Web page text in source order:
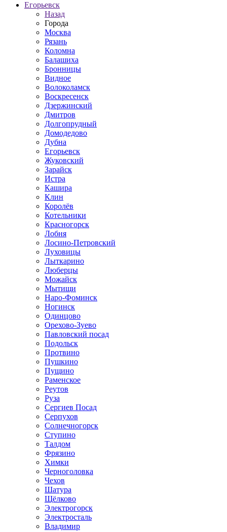
Егорьевск
Назад
Города
Москва
Рязань
Коломна
Балашиха
Бронницы
Видное
Волоколамск
Воскресенск
Дзержинский
Дмитров
Долгопрудный
Домодедово
Дубна
Егорьевск
Жуковский
Зарайск
Истра
Кашира
Клин
Королёв
Котельники
Красногорск
Лобня
Лосино-Петровский
Луховицы
Лыткарино
Люберцы
Можайск
Мытищи
Наро-Фоминск
Ногинск
Одинцово
Орехово-Зуево
Павловский посад
Подольск
Протвино
Пушкино
Пущино
Раменское
Реутов
Руза
Сергиев Посад
Серпухов
Солнечногорск
Ступино
Талдом
Фрязино
Химки
Черноголовка
Чехов
Шатура
Щёлково
Электрогорск
Электросталь
Владимир